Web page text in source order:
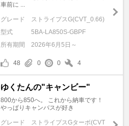
車前に ...
グレード
ストライプスG(CVT_0.66)
型式
5BA-LA850S-GBPF
所有期間
2026年6月5日～
48 0 0 4
ゆくたんの"キャンビー"
800から850へ。 これから納車です！
やっぱりキャンバスが好き
グレード ストライプスGターボ(CVT